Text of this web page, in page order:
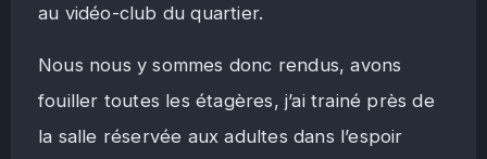
au vidéo-club du quartier.
Nous nous y sommes donc rendus, avons
fouiller toutes les étagères, j’ai trainé près de
la salle réservée aux adultes dans l’espoir